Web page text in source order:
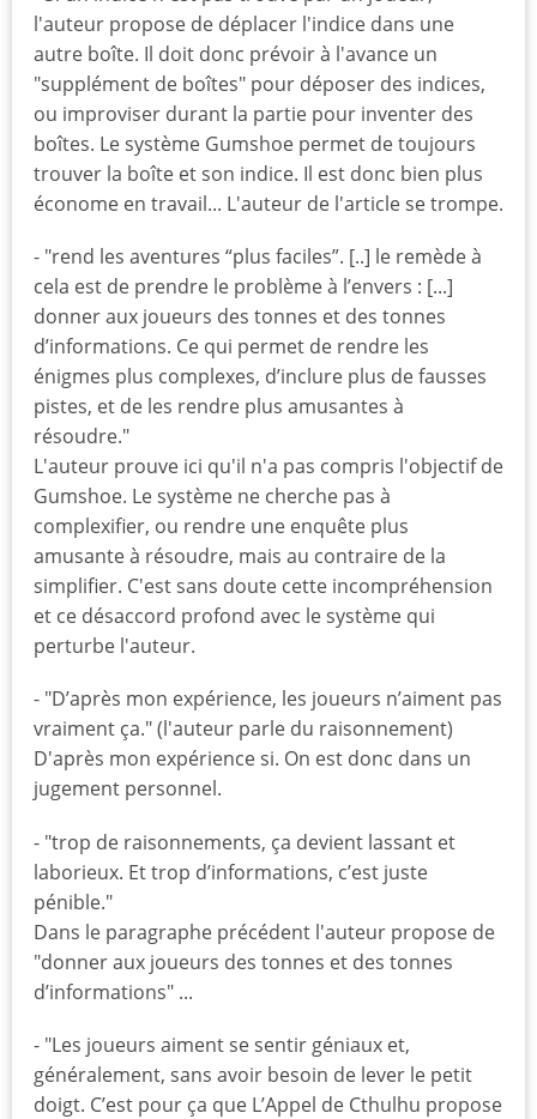
l'auteur propose de déplacer l'indice dans une
autre boîte. Il doit donc prévoir à l'avance un
"supplément de boîtes" pour déposer des indices,
ou improviser durant la partie pour inventer des
boîtes. Le système Gumshoe permet de toujours
trouver la boîte et son indice. Il est donc bien plus
économe en travail... L'auteur de l'article se trompe.
- "rend les aventures “plus faciles”. [..] le remède à
cela est de prendre le problème à l’envers : [...]
donner aux joueurs des tonnes et des tonnes
d’informations. Ce qui permet de rendre les
énigmes plus complexes, d’inclure plus de fausses
pistes, et de les rendre plus amusantes à
résoudre."
L'auteur prouve ici qu'il n'a pas compris l'objectif de
Gumshoe. Le système ne cherche pas à
complexifier, ou rendre une enquête plus
amusante à résoudre, mais au contraire de la
simplifier. C'est sans doute cette incompréhension
et ce désaccord profond avec le système qui
perturbe l'auteur.
- "D’après mon expérience, les joueurs n’aiment pas
vraiment ça." (l'auteur parle du raisonnement)
D'après mon expérience si. On est donc dans un
jugement personnel.
- "trop de raisonnements, ça devient lassant et
laborieux. Et trop d’informations, c’est juste
pénible."
Dans le paragraphe précédent l'auteur propose de
"donner aux joueurs des tonnes et des tonnes
d’informations" ...
- "Les joueurs aiment se sentir géniaux et,
généralement, sans avoir besoin de lever le petit
doigt. C’est pour ça que L’Appel de Cthulhu propose